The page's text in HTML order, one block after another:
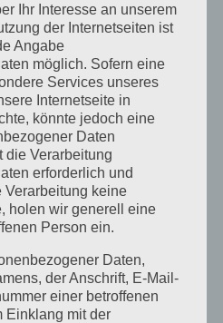
Ihr Interesse an unserem
der Internetseiten ist
Angabe
möglich. Sofern eine
Services unseres
Internetseite in
könnte jedoch eine
Daten
die Verarbeitung
erforderlich und
Verarbeitung keine
holen wir generell eine
Person ein.
Daten,
der Anschrift, E-Mail-
einer betroffenen
Einklang mit der